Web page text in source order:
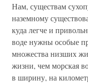
Нам, существам
наземному
куда легче и
воде нужны особые
множества низших
жизни, чем морская
в ширину, на